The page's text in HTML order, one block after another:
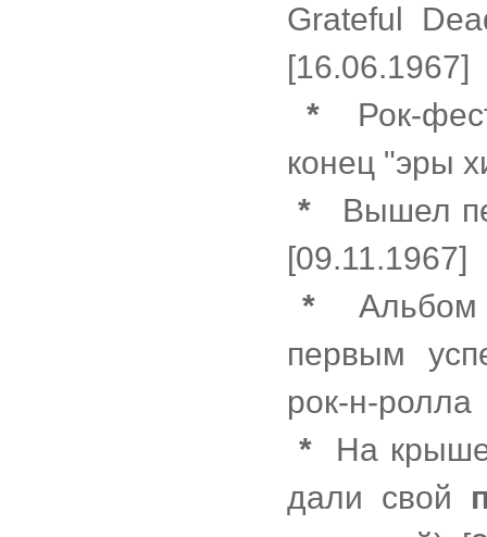
Grateful
[16.06.1967]
*Рок-
конец "эры
*Вышел
[09.11.1967]
*Альбом
первым
рок-н-ролла
* На крыше
дали свой